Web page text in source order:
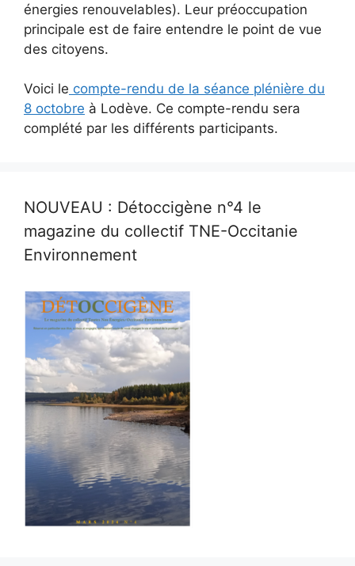
énergies renouvelables). Leur préoccupation
principale est de faire entendre le point de vue
des citoyens.
Voici le compte-rendu de la séance plénière du
8 octobre à Lodève. Ce compte-rendu sera
complété par les différents participants.
NOUVEAU : Détoccigène n°4 le
magazine du collectif TNE-Occitanie
Environnement